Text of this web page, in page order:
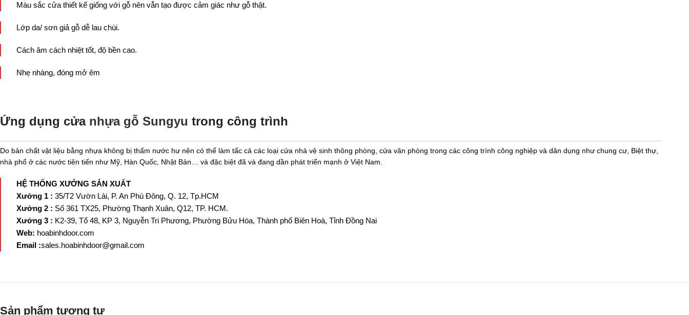
Màu sắc cửa thiết kế giống với gỗ nên vẫn tạo được cảm giác như gỗ thật.
Lớp da/ sơn giả gỗ dễ lau chùi.
Cách âm cách nhiệt tốt, độ bền cao.
Nhẹ nhàng, đóng mở êm
Ứng dụng cửa nhựa gỗ Sungyu trong công trình
Do bản chất vật liệu bằng nhựa không bị thấm nước hư nên có thể làm tấc cả các loại cửa nhà vệ sinh thông phòng, cửa văn phòng trong các công trình công nghiệp và dân dụng như chung cư, Biệt thự,
nhà phố ở các nước tiên tiến như Mỹ, Hàn Quốc, Nhật Bản… và đặc biệt đã và đang dần phát triển mạnh ở Việt Nam.
HỆ THỐNG XƯỞNG SẢN XUẤT
Xưởng 1 : 35/T2 Vườn Lài, P. An Phú Đông, Q. 12, Tp.HCM
Xưởng 2 : Số 361 TX25, Phường Thạnh Xuân, Q12, TP. HCM.
Xưởng 3 : K2-39, Tổ 48, KP 3, Nguyễn Tri Phương, Phường Bửu Hòa, Thành phố Biên Hoà, Tỉnh Đồng Nai
Web: hoabinhdoor.com
Email :sales.hoabinhdoor@gmail.com
Sản phẩm tương tự